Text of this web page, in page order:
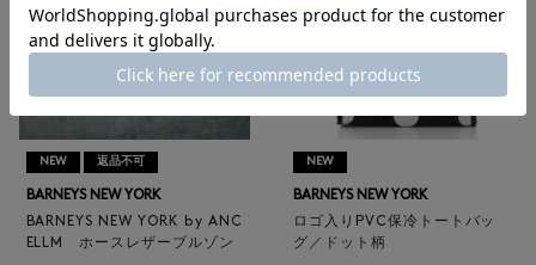
NEW 返品不可
BARNEYS NEW YORK
BARNEYS NEW YORK by ANC
ELLM ホースレザーブルゾン
NEW
BARNEYS NEW YORK
ロゴ入りPVC保冷トートバッ
グ／ドット柄